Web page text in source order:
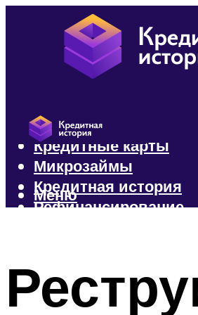
Кредиты
Кредитные карты
Микрозаймы
Кредитная история
Рефинансирование
Меню